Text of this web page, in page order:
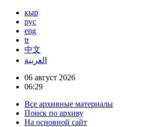
кыр
рус
eng
tr
中文
العربية
06 август 2026
06:29
Все архивные материалы
Поиск по архиву
На основной сайт